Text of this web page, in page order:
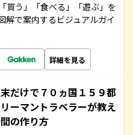
買う」「食べる」「遊ぶ」を
解で案内するビジュアルガイ
詳細を見る
だけで７０ヵ国１５９都
ーマントラベラーが教え
の作り方